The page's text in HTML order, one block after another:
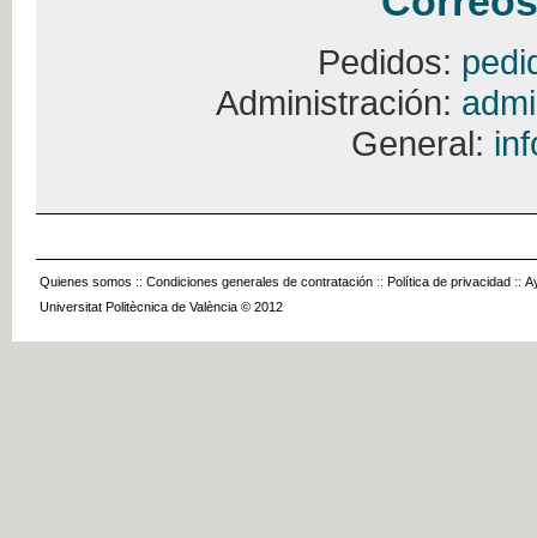
Pedidos:
Administración:
General:
Quienes somos :: Condiciones generales de contratación :: Política de privacidad ::
Universitat Politècnica de València © 2012